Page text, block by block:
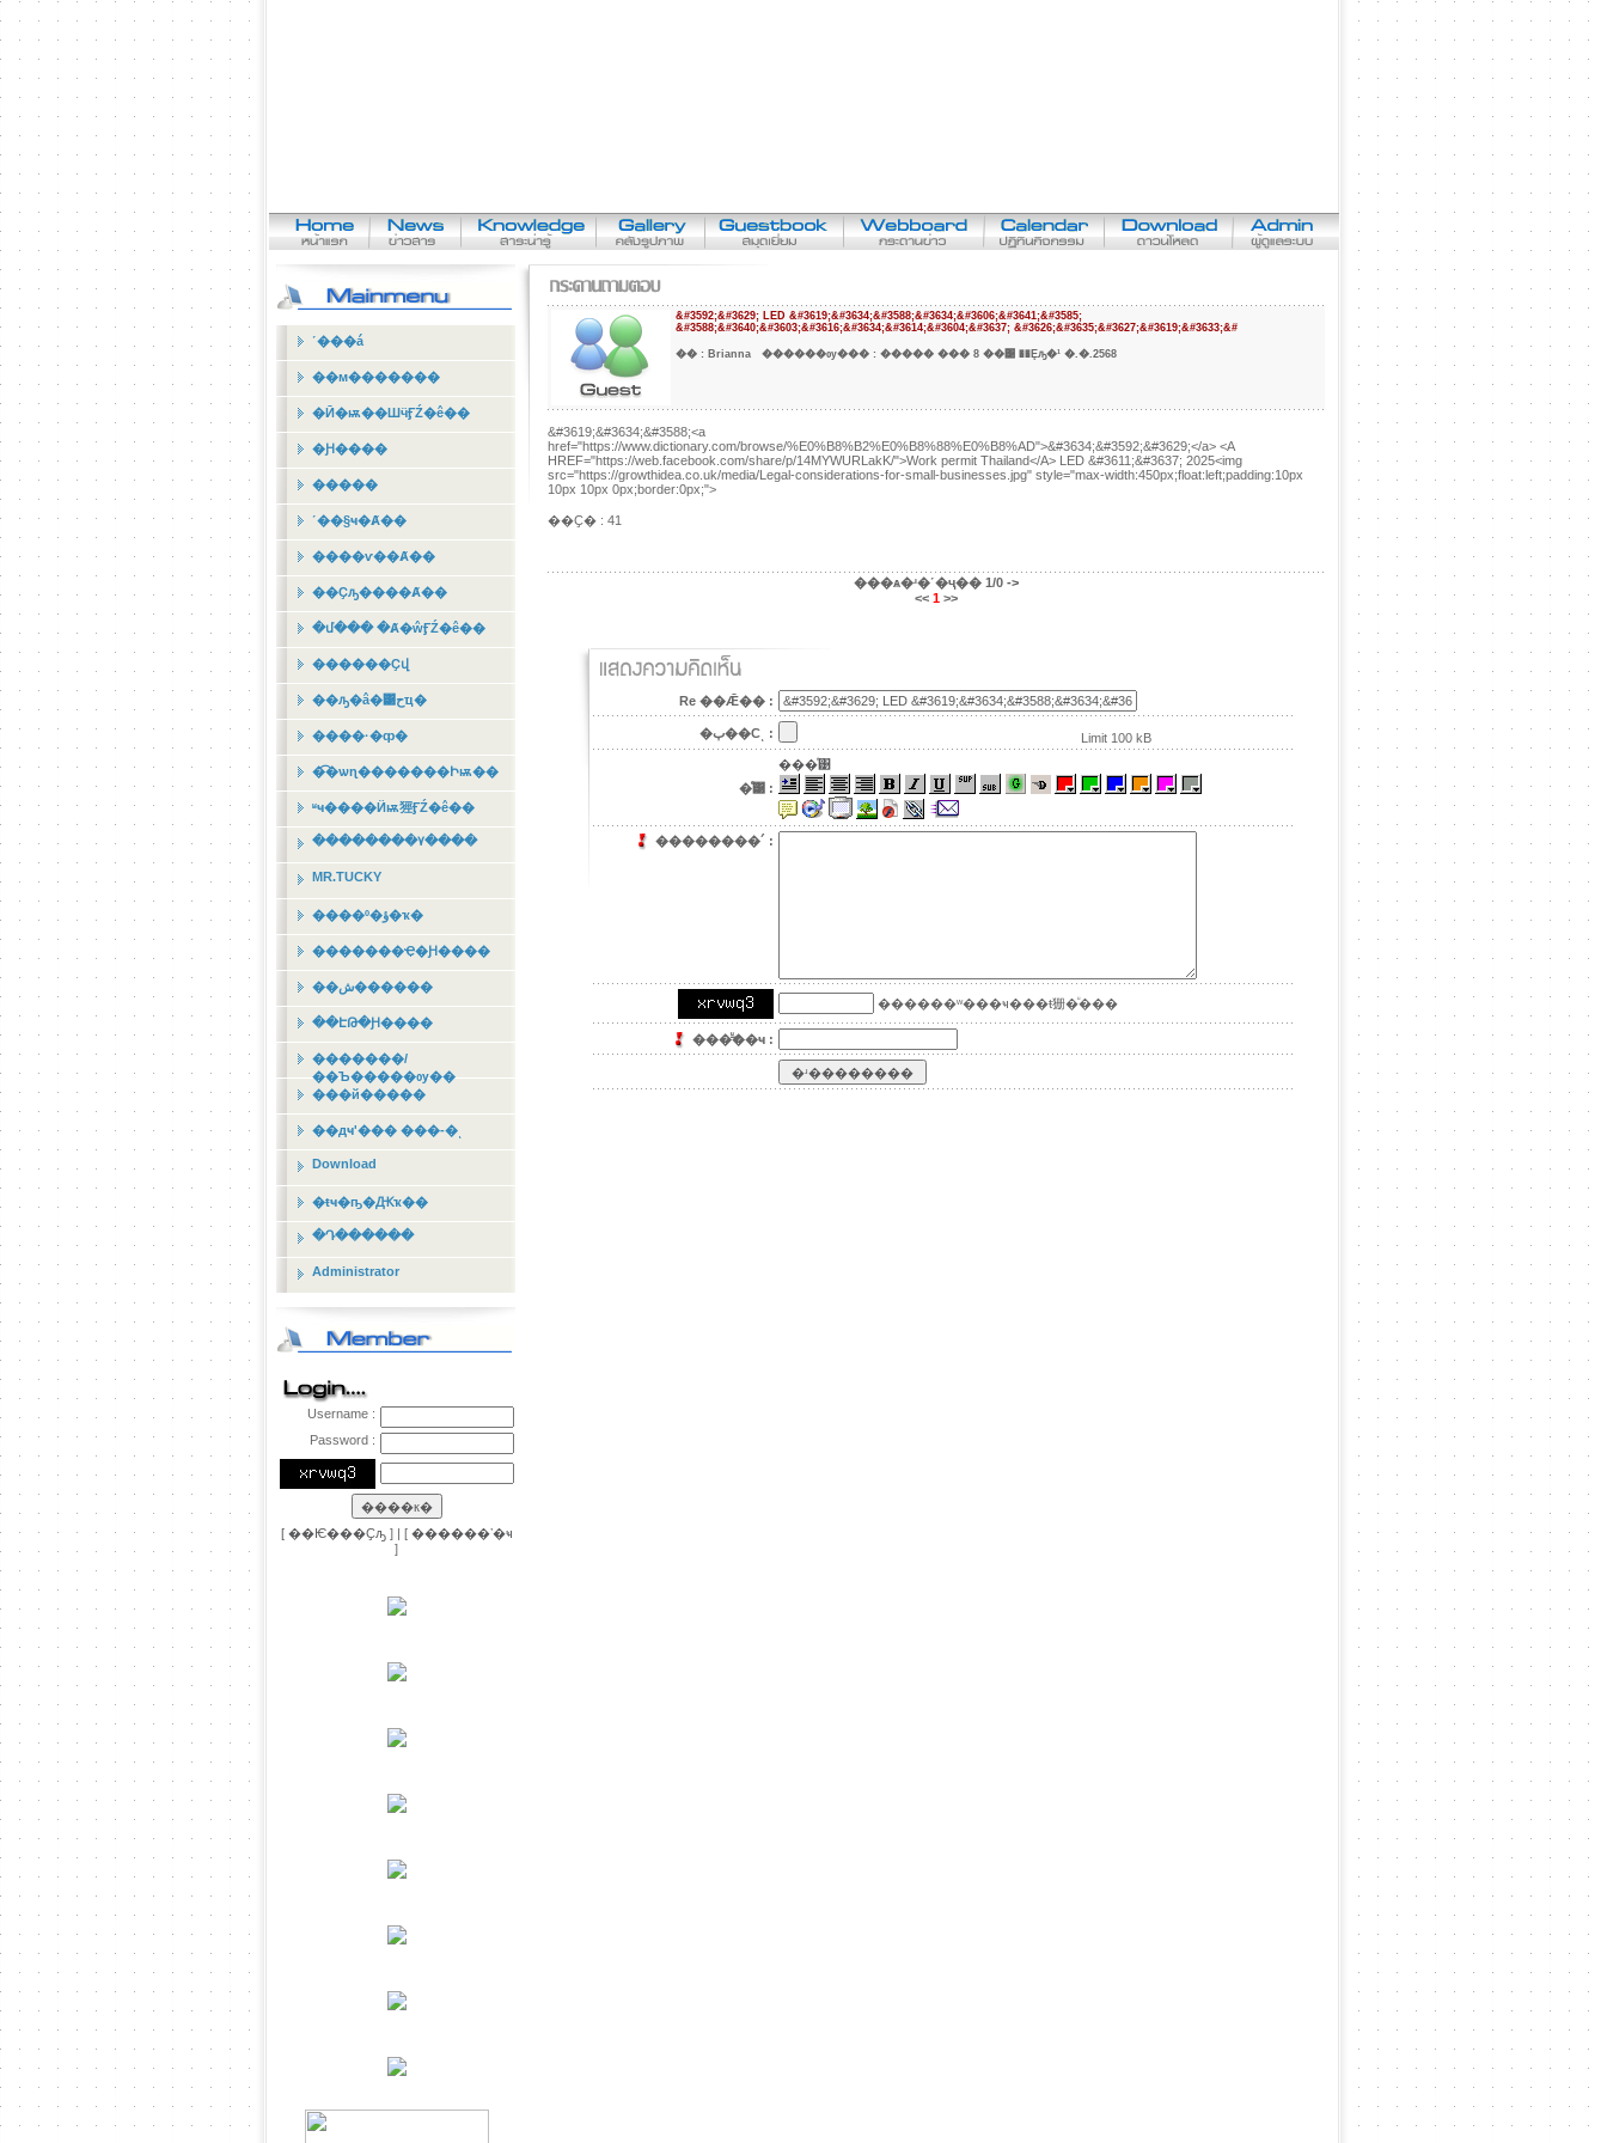
˹���á
��м�������
�Ӣ�ѭ��ШӵӺŹ�ê��
�Ԩ����
�����
˹��§ҹ�Ⱥ��
����ѵ��Ⱥ��
��Ҫԡ����Ⱥ��
�մ��� �Ⱥ�ŵӺŹ�ê��
������Ҫվ
��ԡ�â�͹حҵ�
����·�ȹ�
�͡�ѡɳ�������Իѭ��
ʶҹ����Ӥѭ㹵ӺŹ�ê��
��������٧����
MR.TUCKY
����º�ؤ�ҡ�
�������Ҿ�Ԩ����
��ش������
��ԷԹ�Ԩ����
�������/
��Ъ�����ѹ��
���й�����
��дҹʹ��� ���-�ͺ
Download
�ŧҹ�ҧ�Ԫҡ��
�Դ������
Administrator
Username :
Password :
[ ��Ѥ���Ҫԡ] | [ ������ʼ�ҹ
]
&#3592;&#3629; LED &#3619;&#3634;&#3588;&#3634;&#3606;&#3641;&#3585;
&#3588;&#3640;&#3603;&#3616;&#3634;&#3614;&#3604;&#3637; &#3626;&#3635;&#3627;&#3619;&#3633;&#
�� : Brianna ������ѹ��� : ����� ��� 8 ��͹ ��Ȩԡ�¹ �.�.2568
&#3619;&#3634;&#3588;<a
href="https://www.dictionary.com/browse/%E0%B8%B2%E0%B8%88%E0%B8%AD">&#3634;&#3592;&#3629;</a> <A
HREF="https://web.facebook.com/share/p/14MYWURLakK/">Work permit Thailand</A> LED &#3611;&#3637; 2025<img
src="https://growthidea.co.uk/media/Legal-considerations-for-small-businesses.jpg" style="max-width:450px;float:left;padding:10px
10px 10px 0px;border:0px;">
��Ҫ� : 41
���ѧ�ʴ�˹�ҷ�� 1/0 ->
<< 1 >>
Re ��Ǣ�� :
�ٻ��Сͺ : Limit 100 kB
�ͤ͹ :
���ͤ͹
��������´ :
������ʷ���ҹ���ŧ㹪�ͧ���
���ͧ͢��ҹ :